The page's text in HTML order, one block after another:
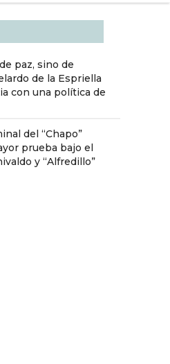
paz, sino de
de la Espriella
con una política de
del “Chapo”
prueba bajo el
y “Alfredillo”